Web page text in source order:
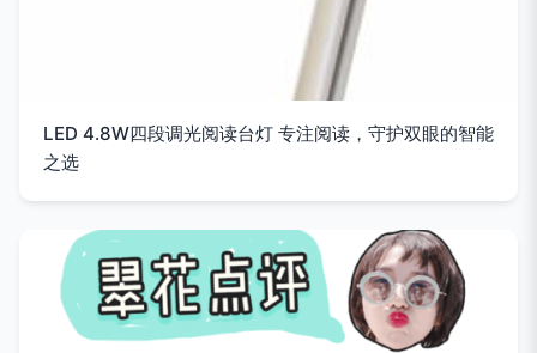
LED 4.8W四段调光阅读台灯 专注阅读，守护双眼的智能
之选